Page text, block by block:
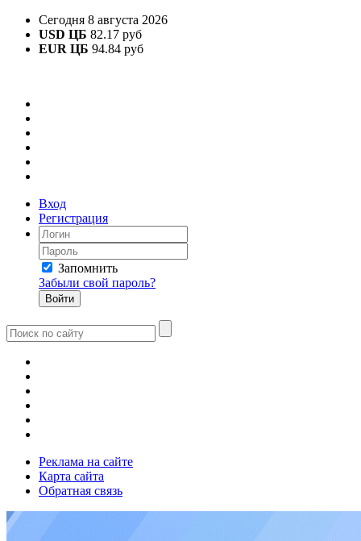
Сегодня 8 августа 2026
USD ЦБ 82.17 руб
EUR ЦБ 94.84 руб
Вход
Регистрация
Запомнить
Забыли свой пароль?
Реклама на сайте
Карта сайта
Обратная связь